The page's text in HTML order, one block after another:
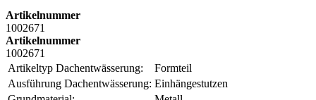
Artikelnummer
1002671
Artikelnummer
1002671
Artikeltyp Dachentwässerung:
Formteil
Ausführung Dachentwässerung: Einhängestutzen